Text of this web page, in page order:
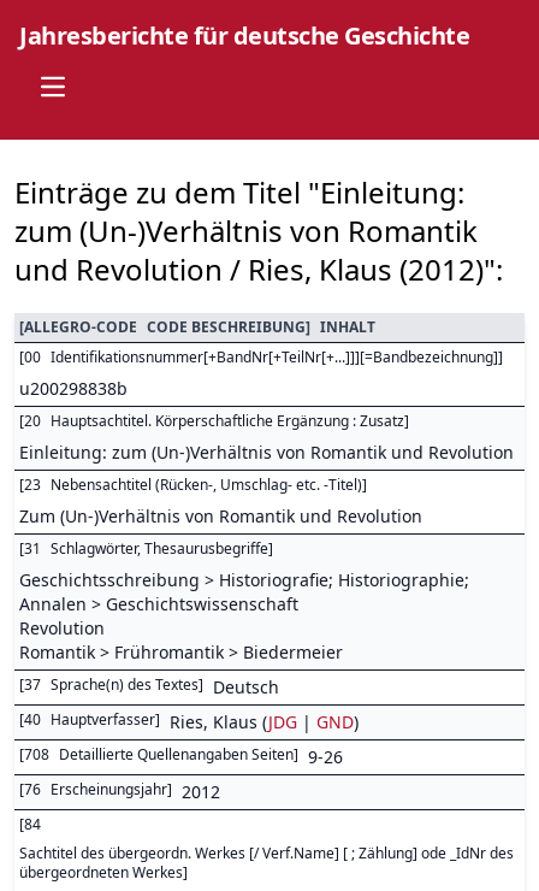
Jahresberichte für deutsche Geschichte
Open main menu
Einträge zu dem Titel "Einleitung:
zum (Un-)Verhältnis von Romantik
und Revolution / Ries, Klaus (2012)":
[ALLEGRO-CODE CODE BESCHREIBUNG] INHALT
[00 Identifikationsnummer[+BandNr[+TeilNr[+...]]][=Bandbezeichnung]]
u200298838b
[20 Hauptsachtitel. Körperschaftliche Ergänzung : Zusatz]
Einleitung: zum (Un-)Verhältnis von Romantik und Revolution
[23 Nebensachtitel (Rücken-, Umschlag- etc. -Titel)]
Zum (Un-)Verhältnis von Romantik und Revolution
[31 Schlagwörter, Thesaurusbegriffe]
Geschichtsschreibung > Historiografie; Historiographie;
Annalen > Geschichtswissenschaft
Revolution
Romantik > Frühromantik > Biedermeier
[37 Sprache(n) des Textes] Deutsch
[40 Hauptverfasser] Ries, Klaus (JDG | GND)
[708 Detaillierte Quellenangaben Seiten] 9-26
[76 Erscheinungsjahr] 2012
[84
Sachtitel des übergeordn. Werkes [/ Verf.Name] [ ; Zählung] ode _IdNr des
übergeordneten Werkes]